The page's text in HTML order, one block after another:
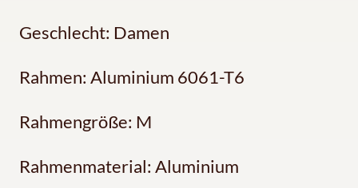
Geschlecht: Damen
Rahmen: Aluminium 6061-T6
Rahmengröße: M
Rahmenmaterial: Aluminium